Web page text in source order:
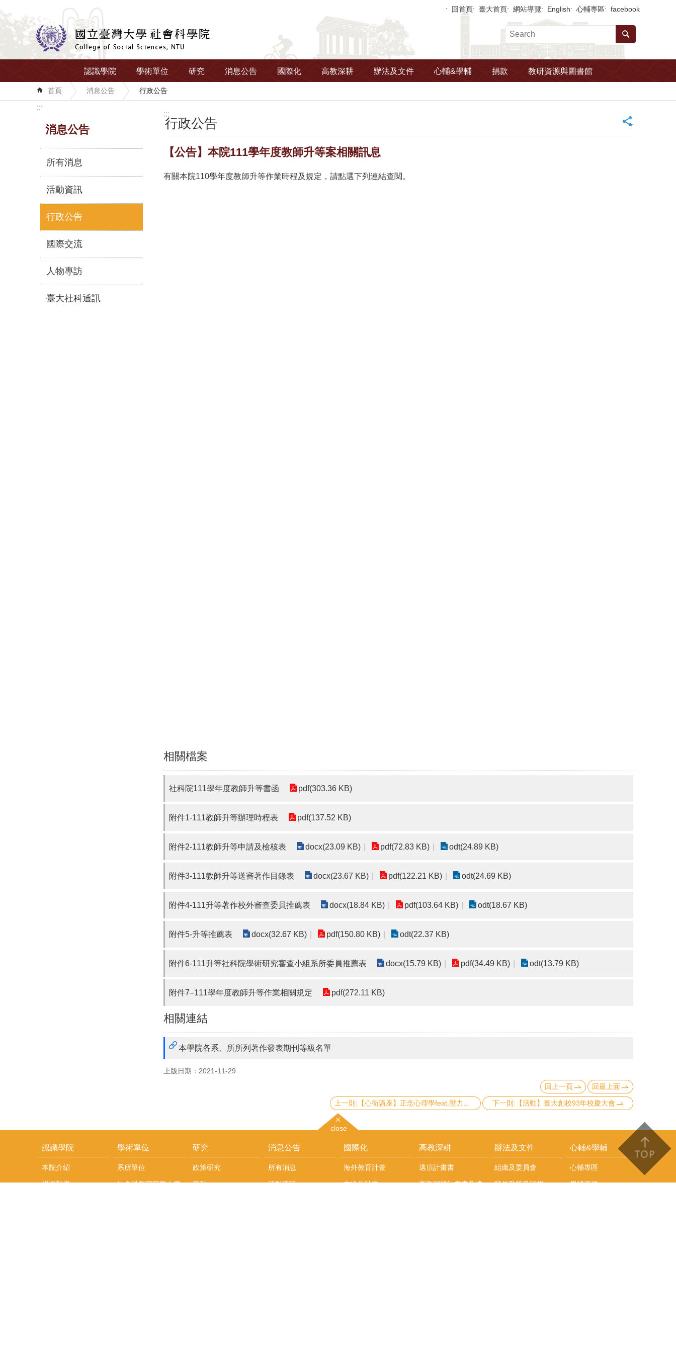
跳到主要內容區塊 回首頁 臺大首頁 網站導覽 English 心輔專區 facebook
認識學院 學術單位 研究 消息公告 國際化 高教深耕 辦法及文件 心輔&學輔 捐款 教研資源與圖書館
首頁 消息公告 行政公告
:::
消息公告
所有消息
活動資訊
行政公告
國際交流
人物專訪
臺大社科通訊
:::
行政公告 _
【公告】本院111學年度教師升等案相關訊息
有關本院110學年度教師升等作業時程及規定，請點選下列連結查閱。
相關檔案
社科院111學年度教師升等書函 pdf(303.36 KB)
附件1-111教師升等辦理時程表 pdf(137.52 KB)
附件2-111教師升等申請及檢核表 docx(23.09 KB) pdf(72.83 KB) odt(24.89 KB)
附件3-111教師升等送審著作目錄表 docx(23.67 KB) pdf(122.21 KB) odt(24.69 KB)
附件4-111升等著作校外審查委員推薦表 docx(18.84 KB) pdf(103.64 KB) odt(18.67 KB)
附件5-升等推薦表 docx(32.67 KB) pdf(150.80 KB) odt(22.37 KB)
附件6-111升等社科院學術研究審查小組系所委員推薦表 docx(15.79 KB) pdf(34.49 KB) odt(13.79 KB)
附件7–111學年度教師升等作業相關規定 pdf(272.11 KB)
相關連結
本學院各系、所所列著作發表期刊等級名單
上版日期：2021-11-29
回上一頁
回最上面
下一則:【活動】臺大創校93年校慶大會
close
認識學院
本院介紹
組織架構
學術單位
系所單位
社會科學院院學士學
研究
政策研究
期刊
消息公告
所有消息
活動資訊
國際化
海外教育計畫
交換生計畫
高教深耕
邁頂計畫書
高教深耕計畫書及成
辦法及文件
組織及委員會
聘任升等及評鑑
心輔&學輔
心輔專區
學輔資源